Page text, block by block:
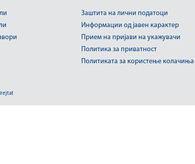
Заштита на лични податоци
Информации од јавен карактер
Прием на пријави на укажувачи
Политика за приватност
Политиката за користење колачиња